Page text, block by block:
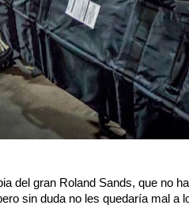
del gran Roland Sands, que no
sin duda no les quedaría mal a